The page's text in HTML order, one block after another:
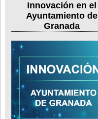
Innovación en el
Ayuntamiento de
Granada